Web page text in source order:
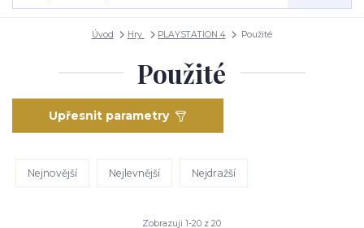
Úvod Hry PLAYSTATION 4 Použité
Použité
Upřesnit parametry
Nejnovější Nejlevnější Nejdražší
Zobrazuji 1-20 z 20